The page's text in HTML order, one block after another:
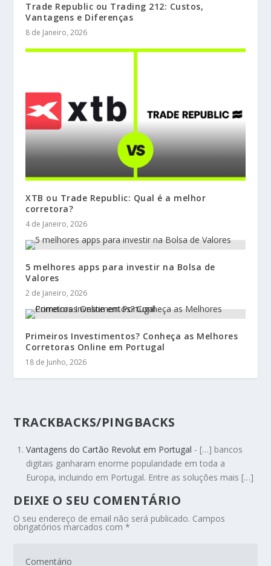
Trade Republic ou Trading 212: Custos,
Vantagens e Diferenças
8 de Janeiro, 2026
XTB ou Trade Republic: Qual é a melhor
corretora?
4 de Janeiro, 2026
5 melhores apps para investir na Bolsa de
Valores
2 de Janeiro, 2026
Primeiros Investimentos? Conheça as Melhores
Corretoras Online em Portugal
18 de Junho, 2026
TRACKBACKS/PINGBACKS
Vantagens do Cartão Revolut em Portugal - […] bancos
digitais ganharam enorme popularidade em toda a
Europa, incluindo em Portugal. Entre as soluções mais […]
DEIXE O SEU COMENTÁRIO
O seu endereço de email não será publicado. Campos
obrigatórios marcados com*